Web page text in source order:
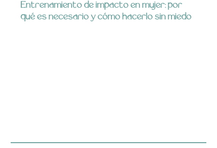
Entrenamiento de impacto en mujer: por
qué es necesario y cómo hacerlo sin miedo